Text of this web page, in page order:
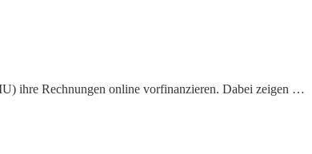
ihre Rechnungen online vorfinanzieren. Dabei zeigen …